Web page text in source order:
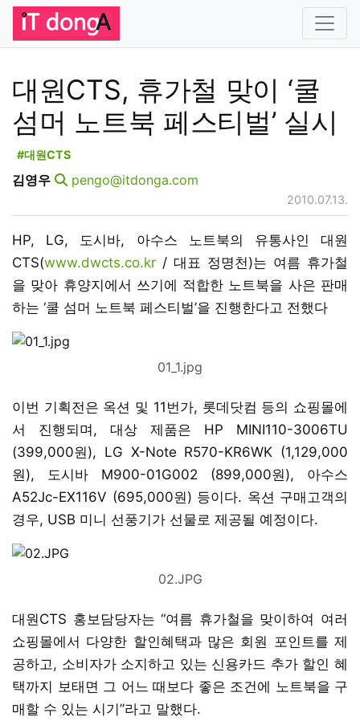
대원CTS, 휴가철 맞이 ‘쿨
섬머 노트북 페스티벌’ 실시
#대원CTS
김영우 pengo@itdonga.com
2010.07.13.
HP, LG, 도시바, 아수스 노트북의 유통사인 대원
CTS(www.dwcts.co.kr / 대표 정명천)는 여름 휴가철
을 맞아 휴양지에서 쓰기에 적합한 노트북을 사은 판매
하는 ‘쿨 섬머 노트북 페스티벌’을 진행한다고 전했다
01_1.jpg
이번 기획전은 옥션 및 11번가, 롯데닷컴 등의 쇼핑몰에
서 진행되며, 대상 제품은 HP MINI110-3006TU
(399,000원), LG X-Note R570-KR6WK (1,129,000
원), 도시바 M900-01G002 (899,000원), 아수스
A52Jc-EX116V (695,000원) 등이다. 옥션 구매고객의
경우, USB 미니 선풍기가 선물로 제공될 예정이다.
02.JPG
대원CTS 홍보담당자는 “여름 휴가철을 맞이하여 여러
쇼핑몰에서 다양한 할인혜택과 많은 회원 포인트를 제
공하고, 소비자가 소지하고 있는 신용카드 추가 할인 혜
택까지 보태면 그 어느 때보다 좋은 조건에 노트북을 구
매할 수 있는 시기”라고 말했다.